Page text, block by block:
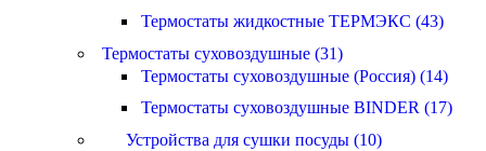
Термостаты жидкостные ТЕРМЭКС (43)
Термостаты суховоздушные (31)
Термостаты суховоздушные (Россия) (14)
Термостаты суховоздушные BINDER (17)
Устройства для сушки посуды (10)